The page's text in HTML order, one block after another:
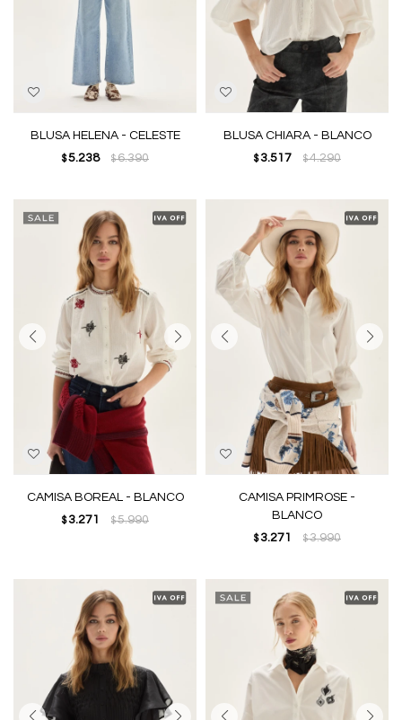
BLUSA HELENA - CELESTE
$ 5.238 $6.390
BLUSA CHIARA - BLANCO
$ 3.517 $4.290
CAMISA BOREAL - BLANCO
$ 3.271 $5.990
CAMISA PRIMROSE -
BLANCO
$ 3.271 $3.990